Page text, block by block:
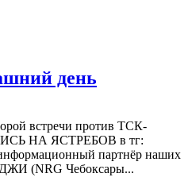
день
встречи против ТСК-
НА ЯСТРЕБОВ в тг:
партнёр наших
(NRG Чебоксары...